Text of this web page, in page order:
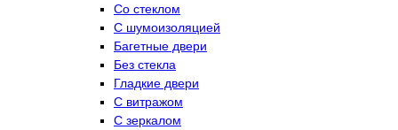
Со стеклом
C шумоизоляцией
Багетные двери
Без стекла
Гладкие двери
С витражом
С зеркалом